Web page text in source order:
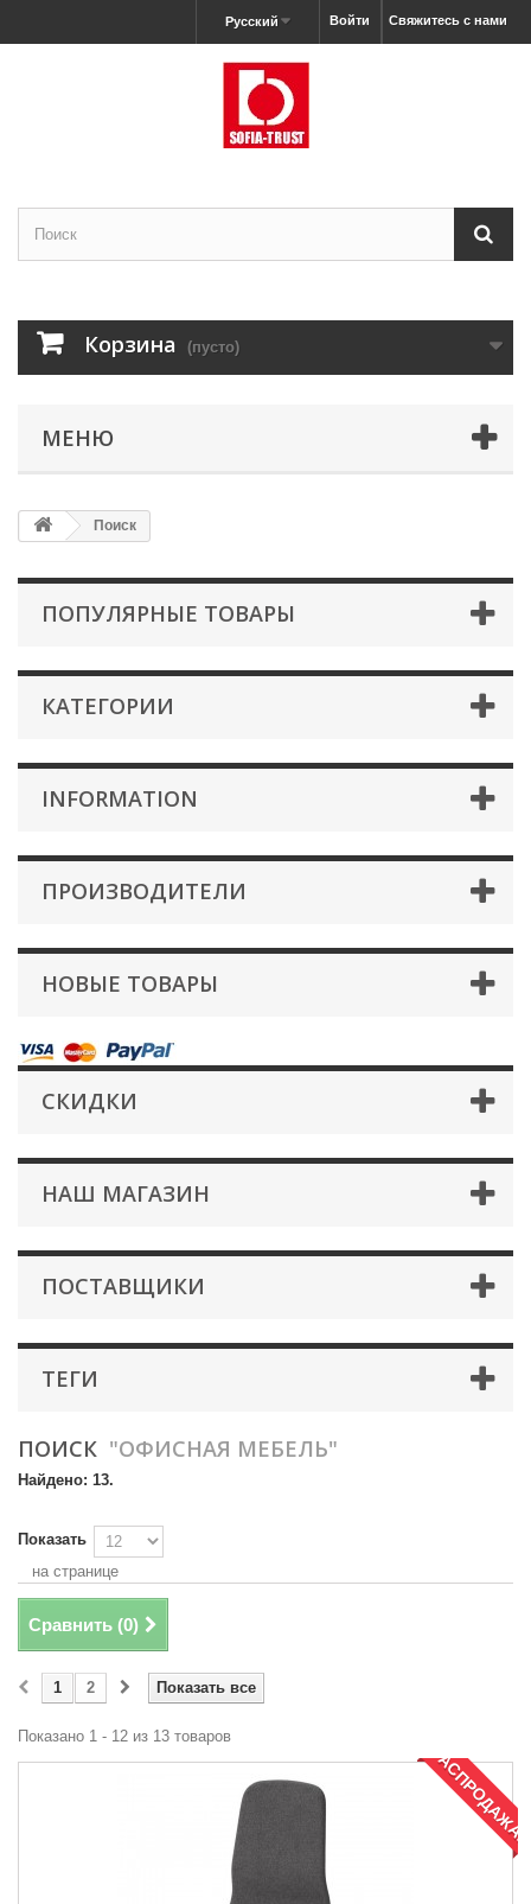
Свяжитесь с нами
Войти
Русский
Корзина (пусто)
МЕНЮ
Поиск
ПОПУЛЯРНЫЕ ТОВАРЫ
КАТЕГОРИИ
INFORMATION
ПРОИЗВОДИТЕЛИ
НОВЫЕ ТОВАРЫ
СКИДКИ
НАШ МАГАЗИН
ПОСТАВЩИКИ
ТЕГИ
ПОИСК "ОФИСНАЯ МЕБЕЛЬ"
Найдено: 13.
Показать
на странице
Сравнить (0)
Показать все
1 2
Показано 1 - 12 из 13 товаров
РАСПРОДАЖА!